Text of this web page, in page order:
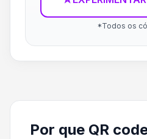
*Todos os
Por que QR